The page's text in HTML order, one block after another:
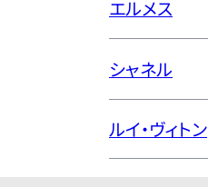
エルメス
シャネル
ルイ・ヴィトン